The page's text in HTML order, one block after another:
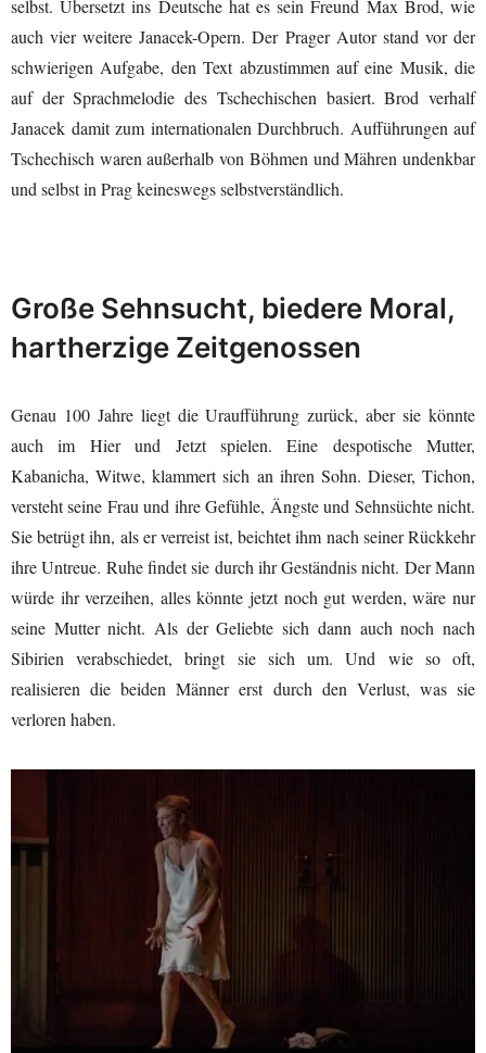
selbst. Übersetzt ins Deutsche hat es sein Freund Max Brod, wie
auch vier weitere Janacek-Opern. Der Prager Autor stand vor der
schwierigen Aufgabe, den Text abzustimmen auf eine Musik, die
auf der Sprachmelodie des Tschechischen basiert. Brod verhalf
Janacek damit zum internationalen Durchbruch. Aufführungen auf
Tschechisch waren außerhalb von Böhmen und Mähren undenkbar
und selbst in Prag keineswegs selbstverständlich.
Große Sehnsucht, biedere Moral,
hartherzige Zeitgenossen
Genau 100 Jahre liegt die Uraufführung zurück, aber sie könnte
auch im Hier und Jetzt spielen. Eine despotische Mutter,
Kabanicha, Witwe, klammert sich an ihren Sohn. Dieser, Tichon,
versteht seine Frau und ihre Gefühle, Ängste und Sehnsüchte nicht.
Sie betrügt ihn, als er verreist ist, beichtet ihm nach seiner Rückkehr
ihre Untreue. Ruhe findet sie durch ihr Geständnis nicht. Der Mann
würde ihr verzeihen, alles könnte jetzt noch gut werden, wäre nur
seine Mutter nicht. Als der Geliebte sich dann auch noch nach
Sibirien verabschiedet, bringt sie sich um. Und wie so oft,
realisieren die beiden Männer erst durch den Verlust, was sie
verloren haben.